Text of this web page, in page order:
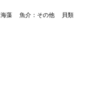
海藻 魚介：その他 貝類